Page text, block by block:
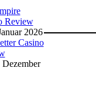
Review
2026
Casino